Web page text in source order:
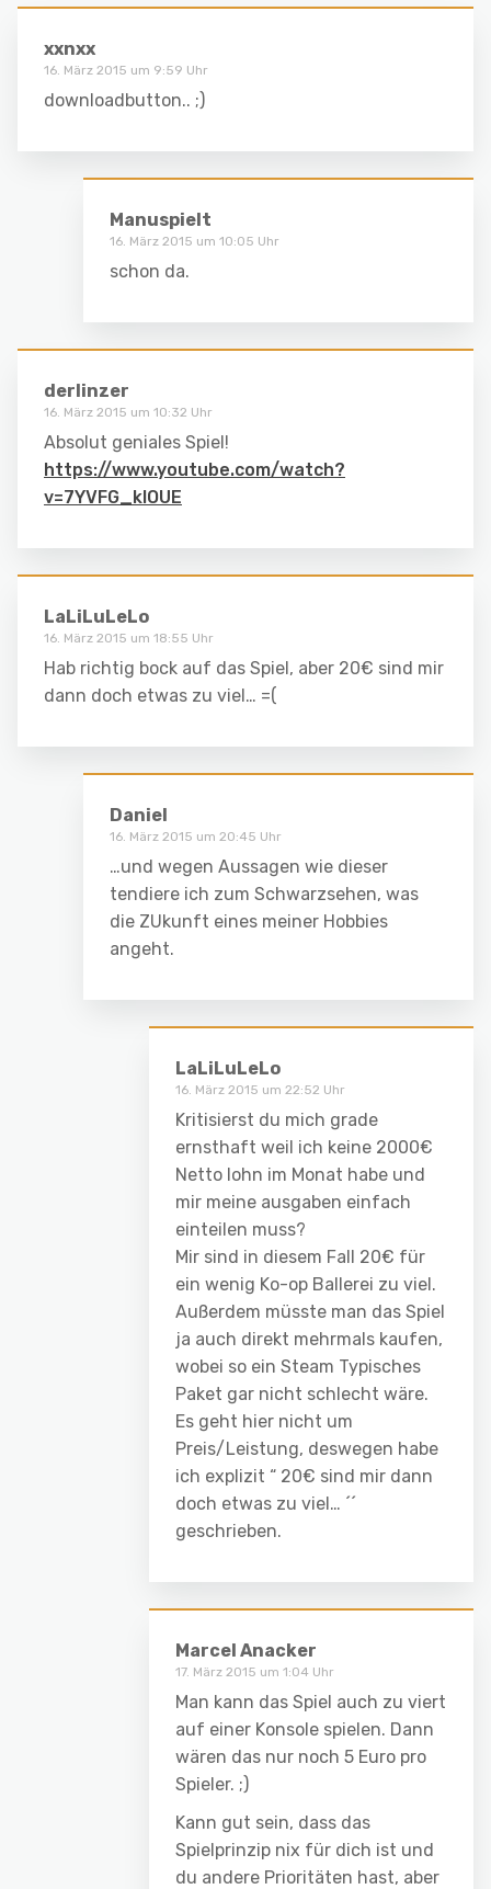
xxnxx
16. März 2015 um 9:59 Uhr
downloadbutton.. ;)
Manuspielt
16. März 2015 um 10:05 Uhr
schon da.
derlinzer
16. März 2015 um 10:32 Uhr
Absolut geniales Spiel!
https://www.youtube.com/watch?
v=7YVFG_klOUE
LaLiLuLeLo
16. März 2015 um 18:55 Uhr
Hab richtig bock auf das Spiel, aber 20€ sind mir
dann doch etwas zu viel… =(
Daniel
16. März 2015 um 20:45 Uhr
…und wegen Aussagen wie dieser
tendiere ich zum Schwarzsehen, was
die ZUkunft eines meiner Hobbies
angeht.
LaLiLuLeLo
16. März 2015 um 22:52 Uhr
Kritisierst du mich grade
ernsthaft weil ich keine 2000€
Netto lohn im Monat habe und
mir meine ausgaben einfach
einteilen muss?
Mir sind in diesem Fall 20€ für
ein wenig Ko-op Ballerei zu viel.
Außerdem müsste man das Spiel
ja auch direkt mehrmals kaufen,
wobei so ein Steam Typisches
Paket gar nicht schlecht wäre.
Es geht hier nicht um
Preis/Leistung, deswegen habe
ich explizit “ 20€ sind mir dann
doch etwas zu viel… ´´
geschrieben.
Marcel Anacker
17. März 2015 um 1:04 Uhr
Man kann das Spiel auch zu viert
auf einer Konsole spielen. Dann
wären das nur noch 5 Euro pro
Spieler. ;)
Kann gut sein, dass das
Spielprinzip nix für dich ist und
du andere Prioritäten hast, aber